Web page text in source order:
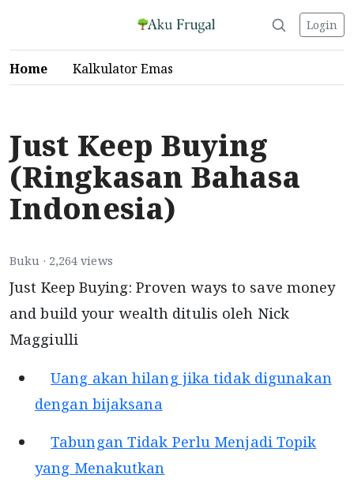
Login
Home Kalkulator Emas
Just Keep Buying
(Ringkasan Bahasa
Indonesia)
Buku · 2,264 views
Just Keep Buying: Proven ways to save money
and build your wealth ditulis oleh Nick
Maggiulli
Uang akan hilang jika tidak digunakan
dengan bijaksana
Tabungan Tidak Perlu Menjadi Topik
yang Menakutkan